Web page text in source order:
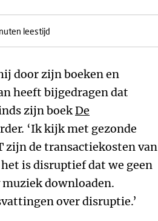
leestijd
door zijn boeken en
heeft bijgedragen dat
zijn boekDe
‘Ik kijk met gezonde
zijn de transactiekosten van
is disruptief dat we geen
muziek downloaden.
over disruptie.’